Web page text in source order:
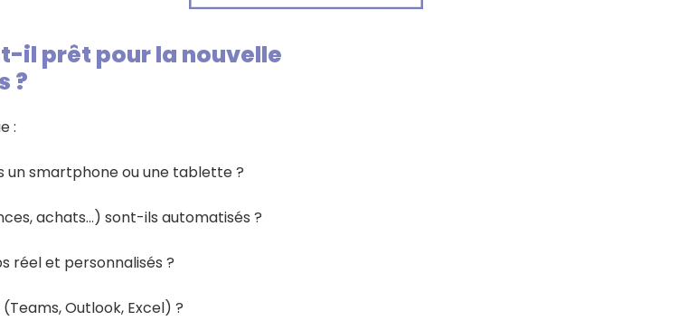
il prêt pour la nouvelle
?
:
smartphone ou une tablette ?
achats…) sont-ils automatisés ?
réel et personnalisés ?
Outlook, Excel) ?